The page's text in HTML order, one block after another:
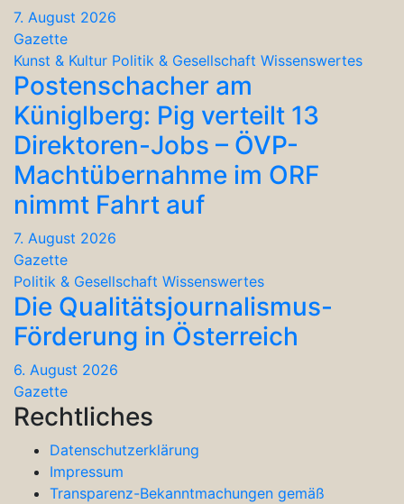
7. August 2026
Gazette
Kunst & Kultur Politik & Gesellschaft Wissenswertes
Postenschacher am
Küniglberg: Pig verteilt 13
Direktoren-Jobs – ÖVP-
Machtübernahme im ORF
nimmt Fahrt auf
7. August 2026
Gazette
Politik & Gesellschaft Wissenswertes
Die Qualitätsjournalismus-
Förderung in Österreich
6. August 2026
Gazette
Rechtliches
Datenschutzerklärung
Impressum
Transparenz-Bekanntmachungen gemäß